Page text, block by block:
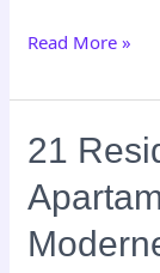
Profesioniști
Read More »
21
21
Residence
Chirie
–
Apartamente